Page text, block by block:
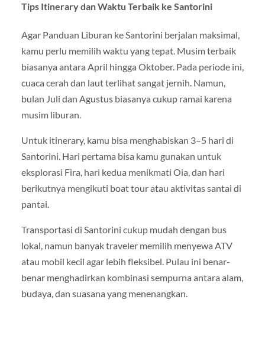
Tips Itinerary dan Waktu Terbaik ke Santorini
Agar Panduan Liburan ke Santorini berjalan maksimal,
kamu perlu memilih waktu yang tepat. Musim terbaik
biasanya antara April hingga Oktober. Pada periode ini,
cuaca cerah dan laut terlihat sangat jernih. Namun,
bulan Juli dan Agustus biasanya cukup ramai karena
musim liburan.
Untuk itinerary, kamu bisa menghabiskan 3–5 hari di
Santorini. Hari pertama bisa kamu gunakan untuk
eksplorasi Fira, hari kedua menikmati Oia, dan hari
berikutnya mengikuti boat tour atau aktivitas santai di
pantai.
Transportasi di Santorini cukup mudah dengan bus
lokal, namun banyak traveler memilih menyewa ATV
atau mobil kecil agar lebih fleksibel. Pulau ini benar-
benar menghadirkan kombinasi sempurna antara alam,
budaya, dan suasana yang menenangkan.